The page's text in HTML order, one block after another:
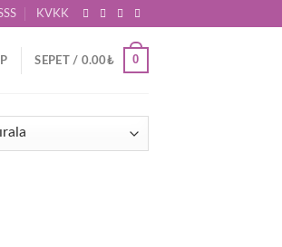
KVKK
SEPET / 0.00₺ 0